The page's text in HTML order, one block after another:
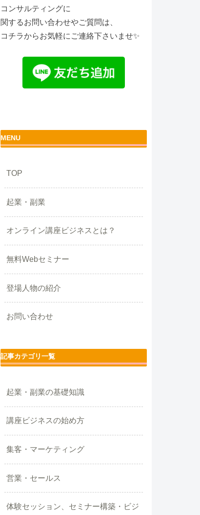
コンサルティングに
関するお問い合わせやご質問は、
コチラからお気軽にご連絡下さいませ✨
MENU
TOP
起業・副業
オンライン講座ビジネスとは？
無料Webセミナー
登場人物の紹介
お問い合わせ
記事カテゴリ一覧
起業・副業の基礎知識
講座ビジネスの始め方
集客・マーケティング
営業・セールス
体験セッション、セミナー構築・ビジ